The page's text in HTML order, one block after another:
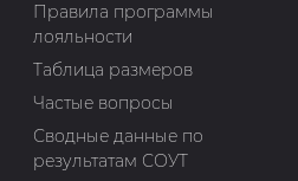
Правила программы
лояльности
Таблица размеров
Частые вопросы
Сводные данные по
результатам СОУТ